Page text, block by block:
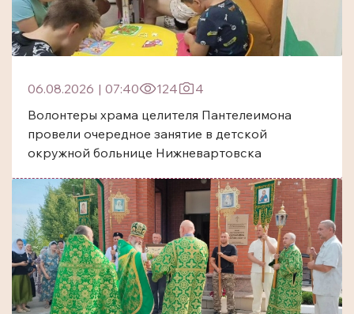
06.08.2026 | 07:40 124
4
Волонтеры храма целителя Пантелеимона
провели очередное занятие в детской
окружной больнице Нижневартовска